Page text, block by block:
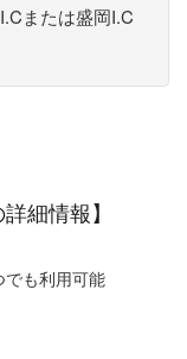
または盛岡I.C
細情報】
でも利用可能